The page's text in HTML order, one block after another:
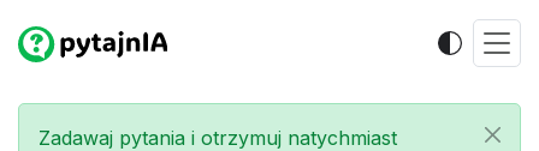
Zadawaj pytania i otrzymuj natychmiast